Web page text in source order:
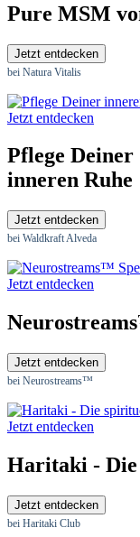
Pure MSM
Jetzt entdecken
bei Natura Vitalis
Jetzt entdecken
Pflege Deiner
inneren Ruhe
Jetzt entdecken
bei Waldkraft Alveda
Jetzt entdecken
Jetzt entdecken
bei Neurostreams™
Jetzt entdecken
Haritaki -
Jetzt entdecken
bei Haritaki Club